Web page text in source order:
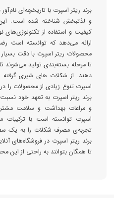
برند ریتر اسپرت با تاریخچه‌ای
و لذتبخش شناخته شده است. این
کیفیت و استفاده از تکنولوژی‌های
ارائه می‌دهد که توانسته است
محصولات ریتر اسپرت با دقت
تا مرحله بسته‌بندی تولید می‌شوند
دهند. از شکلات های شیری گرفته
اسپرت تنوع زیادی از محصولات را
برند ریتر اسپرت به تعهد خود نسبت
و مراعات بهداشت و سلامت
اسپرت توانسته است با
تجربه‌ی مصرف شکلات را به یک
برند ریتر اسپرت در فروشگاه‌های
تا همگان بتوانند به راحتی از این